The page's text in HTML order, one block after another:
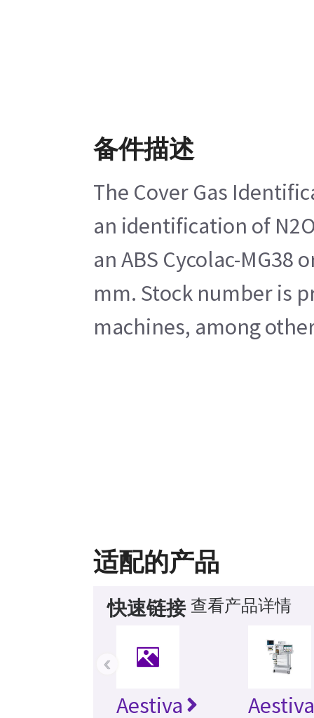
备件描述
The Cover Gas
an identification of
an ABS Cycolac-
mm. Stock number is
machines, among
适配的产品
快速链接 查看产品详情
Aestiva
‹